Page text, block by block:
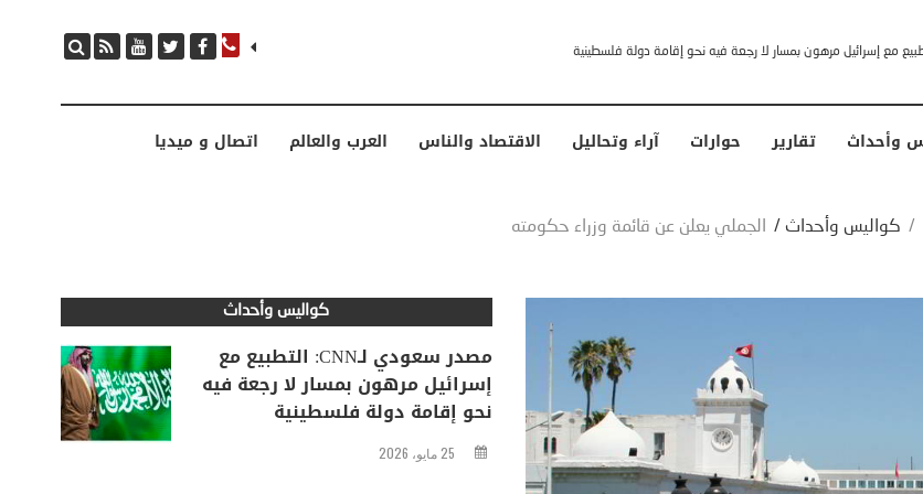
مصدر سعودي لـCNN: التطبيع مع إسرائيل مرهون بمسار لا رجعة فيه نحو إقامة دولة فلسطينية على انتقادات وجهها له الرئيس الأمريكي
وأحداث تقارير حوارات آراء وتحاليل الاقتصاد والناس العرب والعالم اتصال و ميديا
/ كواليس وأحداث / الجملي يعلن عن قائمة وزراء حكومته
كواليس وأحداث
مصدر سعودي لـCNN: التطبيع مع
إسرائيل مرهون بمسار لا رجعة فيه
نحو إقامة دولة فلسطينية
25 مايو، 2026